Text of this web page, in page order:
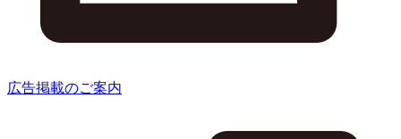
広告掲載のご案内